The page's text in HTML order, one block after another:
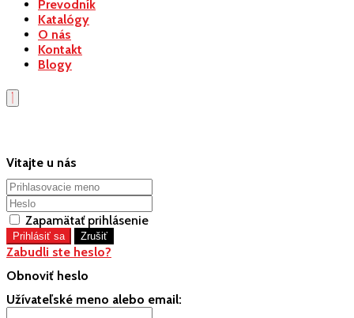
Prevodník
Katalógy
O nás
Kontakt
Blogy
Vitajte u nás
Zapamätať prihlásenie
Zabudli ste heslo?
Obnoviť heslo
Užívateľské meno alebo email: